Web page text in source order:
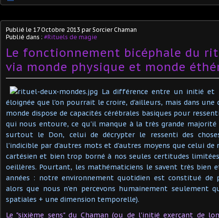
Publié le 17 Octobre 2013 par Sorcier Chaman
Publié dans : #Rituels de magie
Le fonctionnement bicéphale du
via monde physique et monde
La différence entre un initié et
éloignée que l'on pourrait le croire, d'ailleurs, mais dans
monde dispose de capacités cérébrales basiques pour
qui nous entoure, ce qu'il manque à la très grande majorité
surtout le Don, celui de décrypter le ressenti des
l'indicible par d'autres mots et d'autres moyens que celui
cartésien et bien trop borné à nos seules certitudes
oeillères. Pourtant, les mathématiciens le savent très bien
années : notre environnement quotidien est constitué de
alors que nous n'en percevons humainement seulement
spatiales + une dimension temporelle).
Le "sixième sens" du Chaman (ou de l'initié exerçant de